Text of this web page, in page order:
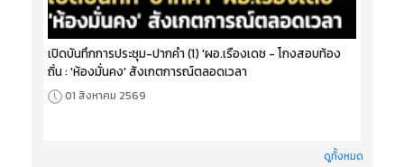
เปิดบันทึกการประชุม-ปากคำ (1) 'ผอ.เรืองเดช - โกงสอบท้อง
ถิ่น : 'ห้องมั่นคง' สังเกตการณ์ตลอดเวลา
01 สิงหาคม 2569
ดูทั้งหมด